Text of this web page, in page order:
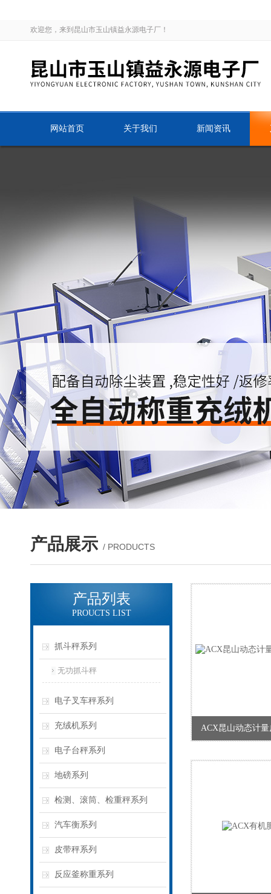
欢迎您，来到昆山市玉山镇益永源电子厂！
网站首页 关于我们 新闻资讯
产品展示 / PRODUCTS
产品列表
PROUCTS LIST
抓斗秤系列
无功抓斗秤
电子叉车秤系列
充绒机系列
电子台秤系列
地磅系列
检测、滚筒、检重秤系列
汽车衡系列
皮带秤系列
反应釜称重系列
ACX昆山动态计